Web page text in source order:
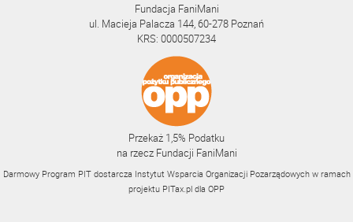
Fundacja FaniMani
ul. Macieja Palacza 144, 60-278 Poznań
KRS: 0000507234
Przekaż 1,5% Podatku
na rzecz Fundacji FaniMani
Darmowy Program PIT dostarcza Instytut Wsparcia Organizacji Pozarządowych w ramach
projektu PITax.pl dla OPP